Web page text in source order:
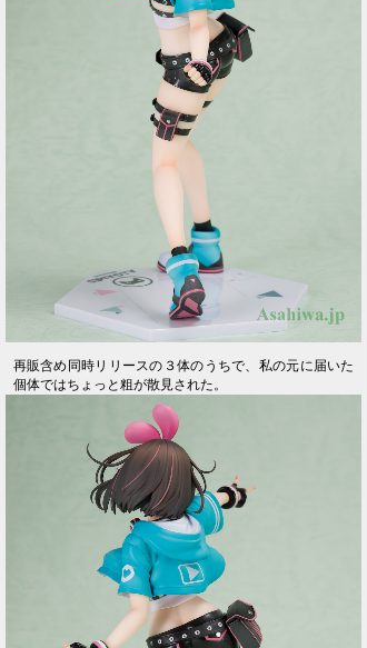
再販含め同時リリースの３体のうちで、私の元に届いた
個体ではちょっと粗が散見された。